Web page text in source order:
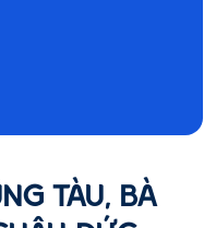
TÀU, BÀ